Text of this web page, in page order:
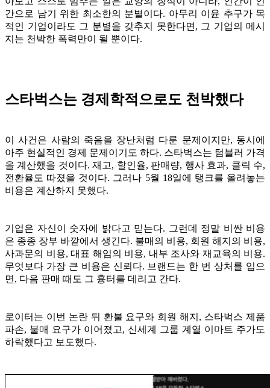
간으로 남기 위한 최소한의 분별이다. 아무리 이윤 추구가 목
적인 기업이라도 그 분별을 갖추지 못한다면, 그 기업의 메시
지는 천박한 폭력만이 될 뿐이다.
스타벅스는 경제학적으로도 천박했다
이 사건은 사람의 죽음을 장난처럼 다룬 문제이지만, 동시에
아주 현실적인 경제 문제이기도 하다. 스타벅스는 텀블러 가격
을 계산했을 것이다. 재고, 할인율, 판매량, 행사 효과, 클릭 수,
전환율도 따졌을 것이다. 그러나 5월 18일에 탱크를 올려놓는
비용은 계산하지 못했다.
기업은 자신이 숫자에 밝다고 믿는다. 그런데 정말 비싼 비용
은 종종 장부 바깥에서 생긴다. 불매의 비용, 회원 해지의 비용,
사과문의 비용, 대표 해임의 비용, 내부 조사와 재교육의 비용.
무엇보다 가장 큰 비용은 신뢰다. 브랜드는 한 번 상처를 입으
면, 다음 판매 때도 그 흉터를 데리고 간다.
로이터는 이번 논란 뒤 환불 요구와 회원 해지, 스타벅스 제품
파손, 불매 요구가 이어졌고, 신세계 그룹 계열 이마트 주가도
하락했다고 보도했다.